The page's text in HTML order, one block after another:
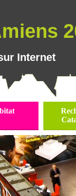
Internet